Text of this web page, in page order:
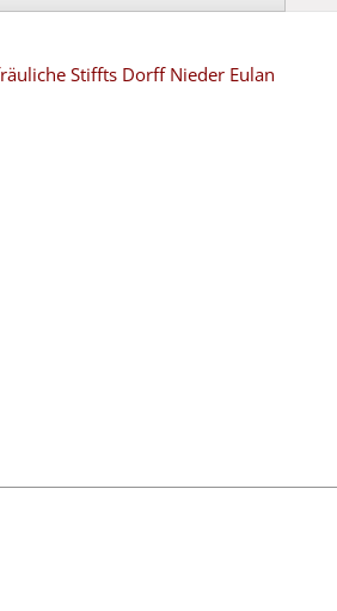
Stiffts Dorff Nieder Eulan